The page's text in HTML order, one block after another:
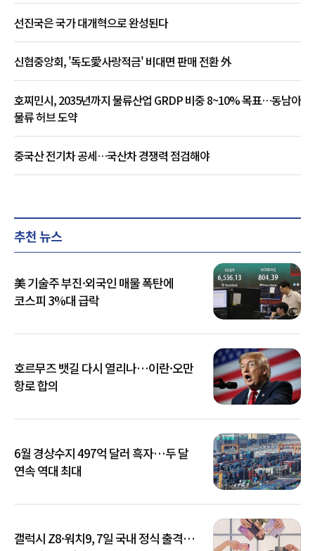
선진국은 국가 대개혁으로 완성된다
신협중앙회, '독도愛사랑적금' 비대면 판매 전환 外
호찌민시, 2035년까지 물류산업 GRDP 비중 8~10% 목표…동남아
물류 허브 도약
중국산 전기차 공세…국산차 경쟁력 점검해야
추천 뉴스
美 기술주 부진·외국인 매물 폭탄에
코스피 3%대 급락
호르무즈 뱃길 다시 열리나…이란·오만
항로 합의
6월 경상수지 497억 달러 흑자…두 달
연속 역대 최대
갤럭시 Z8·워치9, 7일 국내 정식 출격…